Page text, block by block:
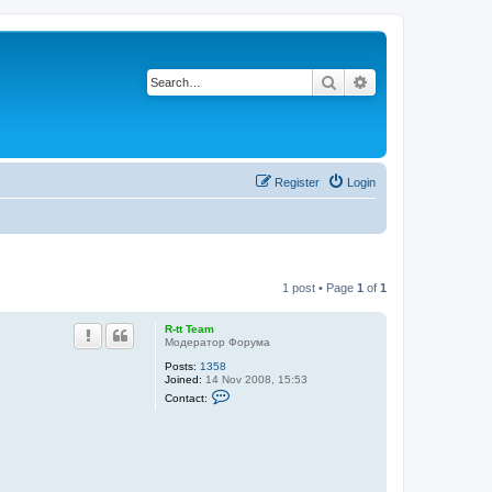
Search
Login
Register
1 post • Page 1 of 1
R-tt Team
Модератор Форума
Posts: 1358
Joined: 14 Nov 2008, 15:53
Contact: